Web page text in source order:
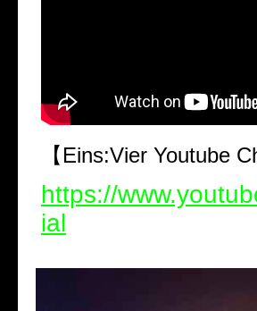
【Eins:Vier Youtube
https://
ial